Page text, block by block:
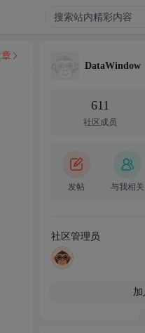
DataWindow
611
社区成员
发帖 与我相关
社区管理员